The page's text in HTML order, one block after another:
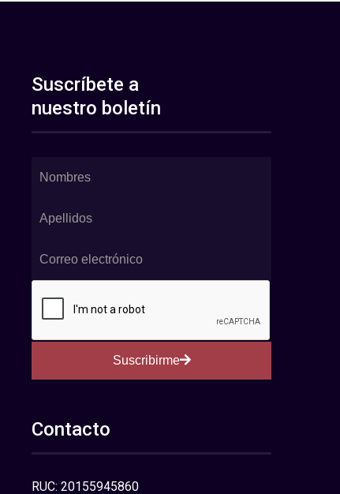
Suscríbete a
nuestro boletín
Suscribirme
Contacto
RUC: 20155945860